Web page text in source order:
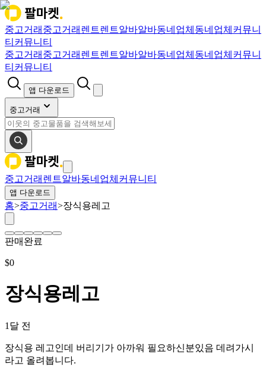
중고거래 중고거래 렌트렌트알바알바동네업체 동네업체 커뮤니
티 커뮤니티
중고거래 중고거래 렌트렌트알바알바동네업체 동네업체 커뮤니
티 커뮤니티
앱 다운로드
중고거래
중고거래 렌트알바동네업체 커뮤니티
앱 다운로드
홈>중고거래>장식용레고
판매완료
$0
장식용레고
1달 전
장식용 레고인데 버리기가 아까워 필요하신분있음 데려가시
라고 올려봅니다.